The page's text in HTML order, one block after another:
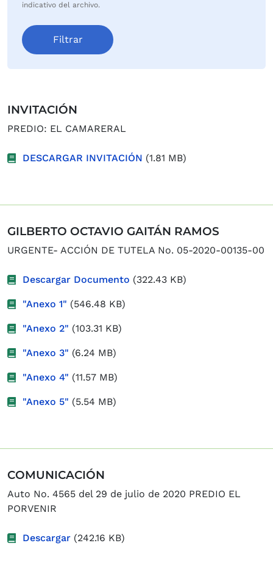
indicativo del archivo.
INVITACIÓN
PREDIO: EL CAMARERAL
DESCARGAR INVITACIÓN (1.81 MB)
GILBERTO OCTAVIO GAITÁN RAMOS
URGENTE- ACCIÓN DE TUTELA No. 05-2020-00135-00
Descargar Documento (322.43 KB)
"Anexo 1" (546.48 KB)
"Anexo 2" (103.31 KB)
"Anexo 3" (6.24 MB)
"Anexo 4" (11.57 MB)
"Anexo 5" (5.54 MB)
COMUNICACIÓN
Auto No. 4565 del 29 de julio de 2020 PREDIO EL
PORVENIR
Descargar (242.16 KB)